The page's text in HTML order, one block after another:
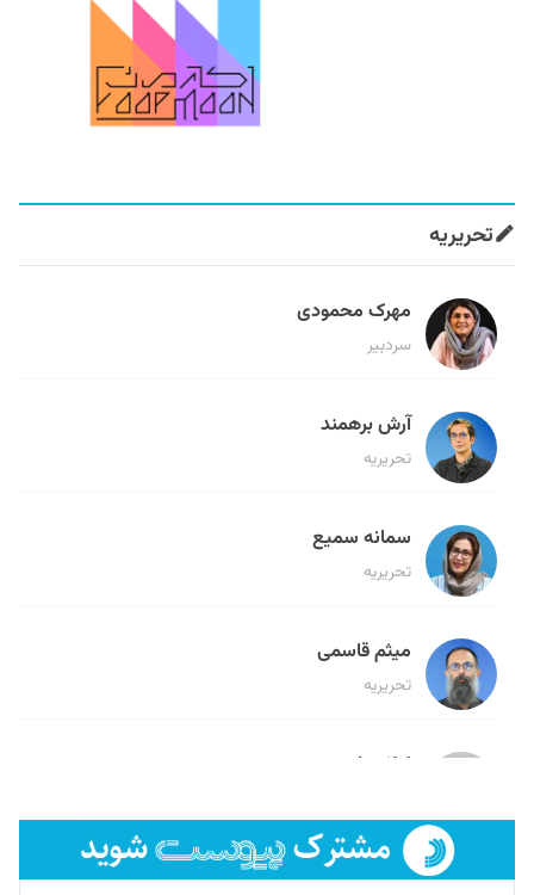
تحریریه
مهرک محمودی
سردبیر
آرش برهمند
تحریریه
سمانه سمیع
تحریریه
میثم قاسمی
تحریریه
لیلا حنارود
فائزه فتحی رستمی